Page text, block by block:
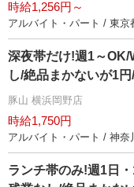
時給1,256円～
アルバイト・パート / 東京
深夜帯だけ!週1～OK/
し/絶品まかないが1
豚山 横浜岡野店
時給1,750円
アルバイト・パート / 神奈
ランチ帯のみ!週1日